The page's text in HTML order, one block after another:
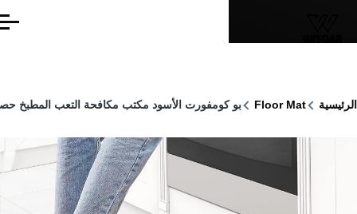
القائمة
Floor Mat بو كومفورت الأسود مكتب مكافحة التعب المطبخ حصيرة